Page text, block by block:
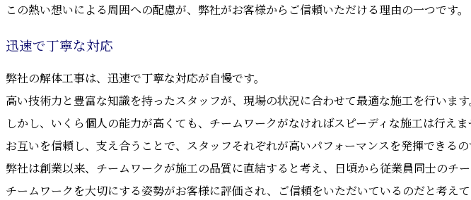
この熱い想いによる周囲への配慮が、弊社がお客様からご信頼いただける理由の一つです。
迅速で丁寧な対応
弊社の解体工事は、迅速で丁寧な対応が自慢です。
高い技術力と豊富な知識を持ったスタッフが、現場の状況に合わせて最適な施工を行います
しかし、いくら個人の能力が高くても、チームワークがなければスピーディな施工は行えま
お互いを信頼し、支え合うことで、スタッフそれぞれが高いパフォーマンスを発揮できるの
弊社は創業以来、チームワークが施工の品質に直結すると考え、日頃から従業員同士のチ
チームワークを大切にする姿勢がお客様に評価され、ご信頼をいただいているのだと考えて